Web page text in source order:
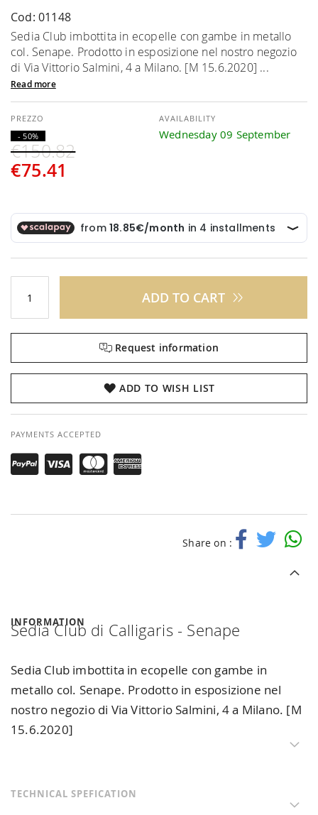
Cod: 01148
Sedia Club imbottita in ecopelle con gambe in metallo
col. Senape. Prodotto in esposizione nel nostro negozio
di Via Vittorio Salmini, 4 a Milano. [M 15.6.2020] ...
Read more
€75.41
€150.82
- 50%
AVAILABILITY
Wednesday 09 September
ADD TO CART
Request information
ADD TO WISH LIST
PAYMENTS ACCEPTED
Share on :
beginning
of
the
images
gallery
INFORMATION
Sedia Club di Calligaris - Senape
Sedia Club imbottita in ecopelle con gambe in
metallo col. Senape. Prodotto in esposizione nel
nostro negozio di Via Vittorio Salmini, 4 a Milano. [M
15.6.2020]
TECHNICAL SPEFICATION